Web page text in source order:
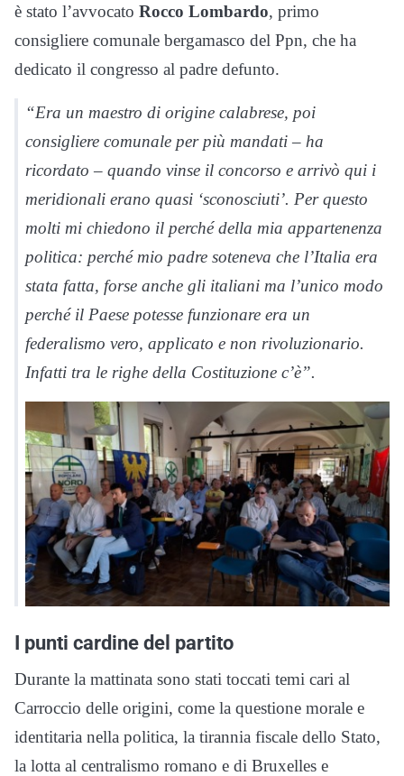
è stato l’avvocato Rocco Lombardo, primo
consigliere comunale bergamasco del Ppn, che ha
dedicato il congresso al padre defunto.
“Era un maestro di origine calabrese, poi
consigliere comunale per più mandati – ha
ricordato – quando vinse il concorso e arrivò qui i
meridionali erano quasi ‘sconosciuti’. Per questo
molti mi chiedono il perché della mia appartenenza
politica: perché mio padre soteneva che l’Italia era
stata fatta, forse anche gli italiani ma l’unico modo
perché il Paese potesse funzionare era un
federalismo vero, applicato e non rivoluzionario.
Infatti tra le righe della Costituzione c’è”.
I punti cardine del partito
Durante la mattinata sono stati toccati temi cari al
Carroccio delle origini, come la questione morale e
identitaria nella politica, la tirannia fiscale dello Stato,
la lotta al centralismo romano e di Bruxelles e